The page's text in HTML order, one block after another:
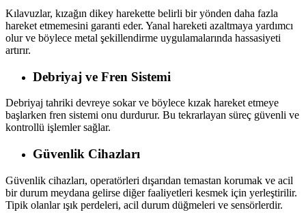
Kılavuzlar, kızağın dikey harekette belirli bir yönden daha fazla
hareket etmemesini garanti eder. Yanal hareketi azaltmaya yardımcı
olur ve böylece metal şekillendirme uygulamalarında hassasiyeti
artırır.
Debriyaj ve Fren Sistemi
Debriyaj tahriki devreye sokar ve böylece kızak hareket etmeye
başlarken fren sistemi onu durdurur. Bu tekrarlayan süreç güvenli ve
kontrollü işlemler sağlar.
Güvenlik Cihazları
Güvenlik cihazları, operatörleri dışarıdan temastan korumak ve acil
bir durum meydana gelirse diğer faaliyetleri kesmek için yerleştirilir.
Tipik olanlar ışık perdeleri, acil durum düğmeleri ve sensörlerdir.